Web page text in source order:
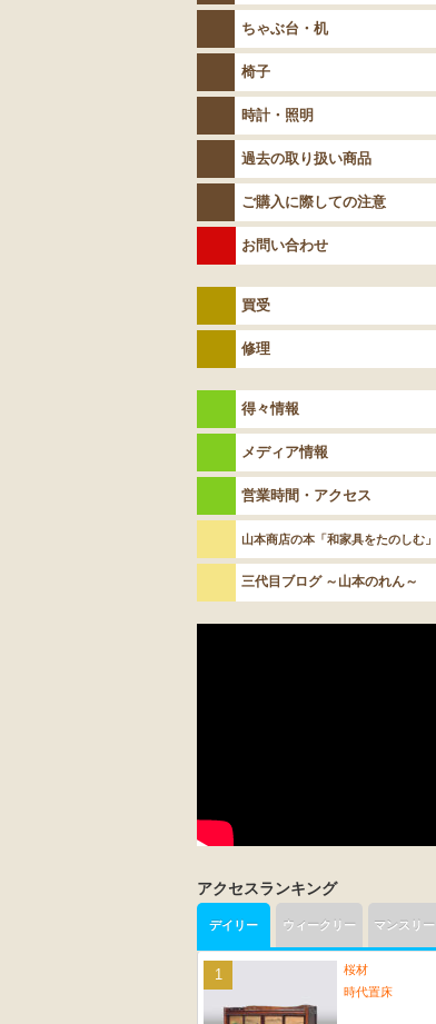
ちゃぶ台・机
椅子
時計・照明
過去の取り扱い商品
ご購入に際しての注意
お問い合わせ
買受
修理
得々情報
メディア情報
営業時間・アクセス
山本商店の本「和家具をたのしむ」
三代目ブログ ～山本のれん～
アクセスランキング
デイリー
桜材
時代置床
ウィークリー マンスリー